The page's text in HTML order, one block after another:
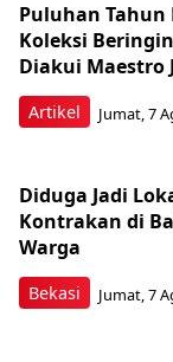
Artikel
Puluhan Tahun
Koleksi
Diakui Maestro
Jumat, 7
Bekasi
Diduga Jadi
Kontrakan di
Warga
Jumat, 7